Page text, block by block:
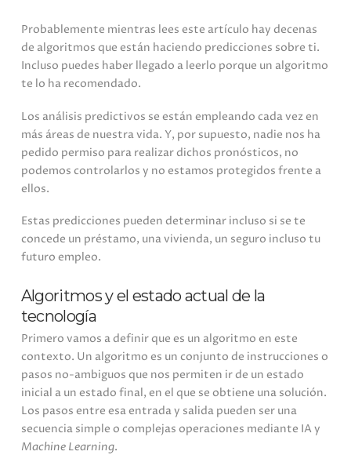
Probablemente mientras lees este artículo hay decenas
de algoritmos que están haciendo predicciones sobre ti.
Incluso puedes haber llegado a leerlo porque un algoritmo
te lo ha recomendado.
Los análisis predictivos se están empleando cada vez en
más áreas de nuestra vida. Y, por supuesto, nadie nos ha
pedido permiso para realizar dichos pronósticos, no
podemos controlarlos y no estamos protegidos frente a
ellos.
Estas predicciones pueden determinar incluso si se te
concede un préstamo, una vivienda, un seguro incluso tu
futuro empleo.
Algoritmos y el estado actual de la
tecnología
Primero vamos a definir que es un algoritmo en este
contexto. Un algoritmo es un conjunto de instrucciones o
pasos no-ambiguos que nos permiten ir de un estado
inicial a un estado final, en el que se obtiene una solución.
Los pasos entre esa entrada y salida pueden ser una
secuencia simple o complejas operaciones mediante IA y
Machine Learning.